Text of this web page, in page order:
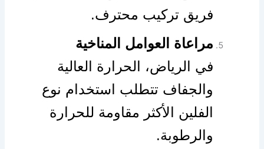
فريق تركيب محترف.
مراعاة العوامل المناخية
في الرياض، الحرارة العالية
والجفاف تتطلب استخدام نوع
الفلين الأكثر مقاومة للحرارة
والرطوبة.